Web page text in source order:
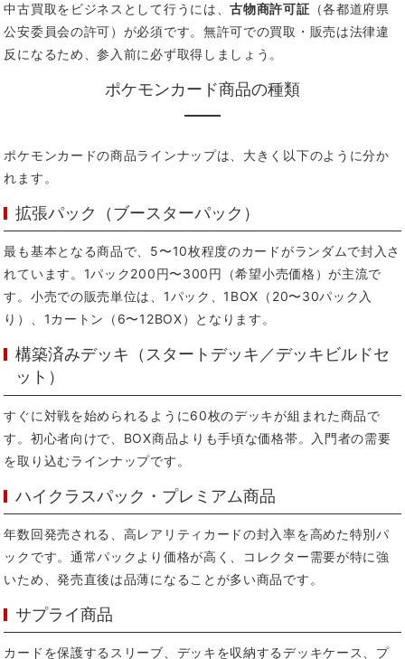
中古買取をビジネスとして行うには、古物商許可証 （各都道府県
公安委員会の許可）が必須です。無許可での買取・販売は法律違
反になるため、参入前に必ず取得しましょう。
ポケモンカード商品の種類
ポケモンカードの商品ラインナップは、大きく以下のように分か
れます。
拡張パック（ブースターパック）
最も基本となる商品で、5〜10枚程度のカードがランダムで封入さ
れています。1パック200円〜300円（希望小売価格）が主流で
す。小売での販売単位は、1パック、1BOX（20〜30パック入
り）、1カートン（6〜12BOX）となります。
構築済みデッキ（スタートデッキ／デッキビルドセ
ット）
すぐに対戦を始められるように60枚のデッキが組まれた商品で
す。初心者向けで、BOX商品よりも手頃な価格帯。入門者の需要
を取り込むラインナップです。
ハイクラスパック・プレミアム商品
年数回発売される、高レアリティカードの封入率を高めた特別パ
ックです。通常パックより価格が高く、コレクター需要が特に強
いため、発売直後は品薄になることが多い商品です。
サプライ商品
カードを保護するスリーブ、デッキを収納するデッキケース、プ